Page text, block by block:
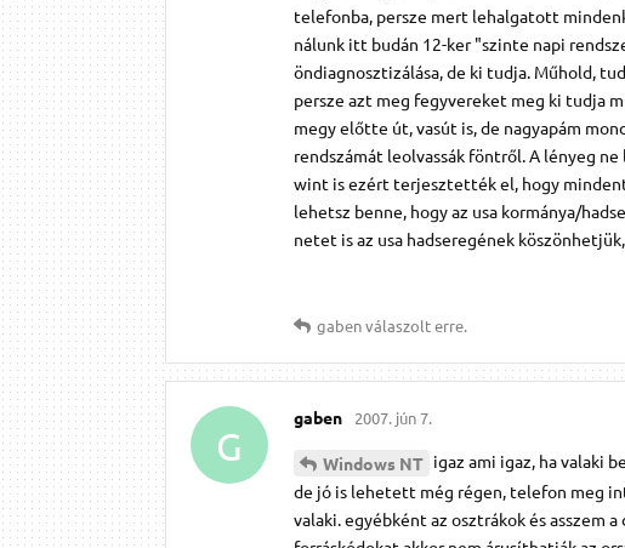
telefonba, persze mert lehalgatott
nálunk itt budán 12-ker "szinte napi
öndiagnosztizálása, de ki tudja. Műhold,
persze azt meg fegyvereket meg ki tudja
megy előtte út, vasút is, de nagyapám
rendszámát leolvassák föntről. A lényeg
wint is ezért terjesztették el, hogy
lehetsz benne, hogy az usa kormánya/
netet is az usa hadseregének
gabenválaszolt erre.
G
gaben 2007. jún 7.
Windows NT igaz ami igaz, ha valaki
de jó is lehetett még régen, telefon meg
valaki. egyébként az osztrákok és asszem